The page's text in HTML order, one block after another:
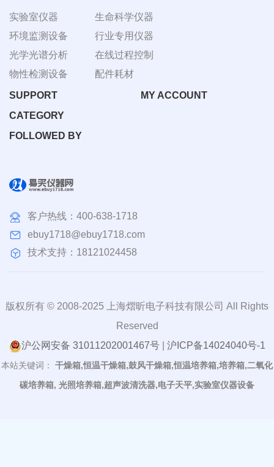
实验室仪器
环境监测设备
光学光谱分析
物性检测设备
生命科学仪器
行业专用仪器
在线过程控制
配件耗材
SUPPORT
MY ACCOUNT
CATEGORY
FOLLOWED BY
客户热线： 400-638-1718
ebuy1718@ebuy1718.com
技术支持：18121024458
版权所有 © 2008-2025 上海熠昕电子科技有限公司 All Rights
Reserved
沪公网安备 31011202001467号| 沪ICP备14024040号-1
本站关键词：
干燥箱,恒温干燥箱,鼓风干燥箱,恒温培养箱,培养箱,二氧化
碳培养箱, 光照培养箱,超声波清洗器,电子天平,实验室仪器设备